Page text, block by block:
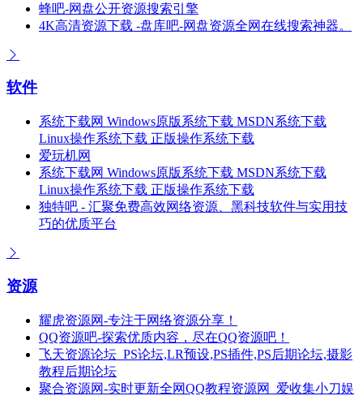
蜂吧-网盘公开资源搜索引擎
4K高清资源下载 -盘库吧-网盘资源全网在线搜索神器。
软件
系统下载网 Windows原版系统下载 MSDN系统下载
Linux操作系统下载 正版操作系统下载
爱玩机网
系统下载网 Windows原版系统下载 MSDN系统下载
Linux操作系统下载 正版操作系统下载
独特吧 - 汇聚免费高效网络资源、黑科技软件与实用技
巧的优质平台
资源
耀虎资源网-专注于网络资源分享！
QQ资源吧-探索优质内容，尽在QQ资源吧！
飞天资源论坛_PS论坛,LR预设,PS插件,PS后期论坛,摄影
教程后期论坛
聚合资源网-实时更新全网QQ教程资源网_爱收集小刀娱